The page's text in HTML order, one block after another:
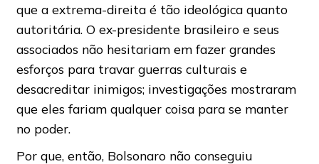
que a extrema-direita é tão ideológica quanto
autoritária. O ex-presidente brasileiro e seus
associados não hesitariam em fazer grandes
esforços para travar guerras culturais e
desacreditar inimigos; investigações mostraram
que eles fariam qualquer coisa para se manter
no poder.
Por que, então, Bolsonaro não conseguiu